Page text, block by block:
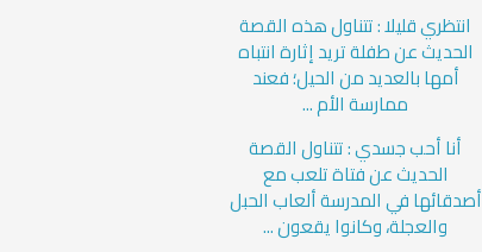
انتظري قليلا : تتناول هذه القصة
الحديث عن طفلة تريد إثارة انتباه
أمها بالعديد من الحيل؛ فعند
ممارسة الأم ...
أنا أحب جسدي : تتناول القصة
الحديث عن فتاة تلعب مع
أصدقائها في المدرسة ألعاب الحبل
والعجلة، وكانوا يقعون ...